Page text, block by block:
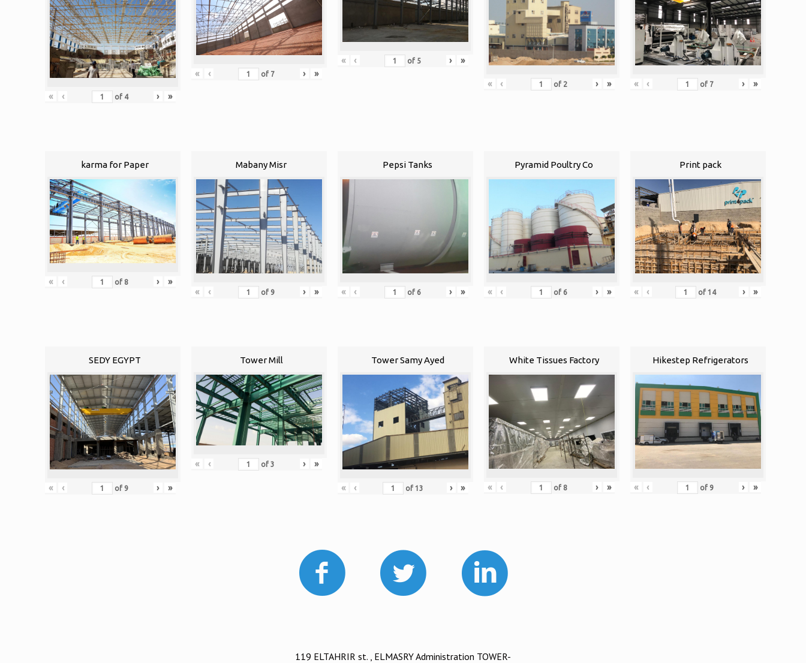
« ‹ of 4 › »
« ‹ of 7 › »
« ‹ of 5 › »
« ‹ of 2 › » « ‹ of 7 › »
karma for Paper
« ‹ of 8 › »
Mabany Misr
« ‹ of 9 › »
Pepsi Tanks
« ‹ of 6 › »
Pyramid Poultry Co
« ‹ of 6 › »
Print pack
« ‹ of 14 › »
SEDY EGYPT
« ‹ of 9 › »
Tower Mill
« ‹ of3 › »
Tower Samy Ayed
« ‹ of 13 › »
White Tissues Factory
« ‹ of 8 › »
Hikestep Refrigerators
« ‹ of 9 › »
119 ELTAHRIR st. , ELMASRY Administration TOWER-